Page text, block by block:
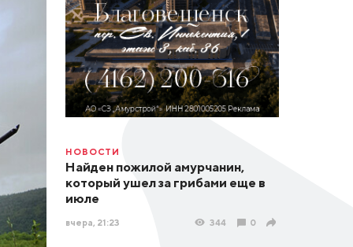
НОВОСТИ
Найден пожилой амурчанин,
который ушел за грибами еще в
июле
вчера, 21:23 344 0